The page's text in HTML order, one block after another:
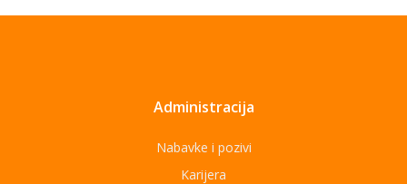
Administracija
Nabavke i pozivi
Karijera